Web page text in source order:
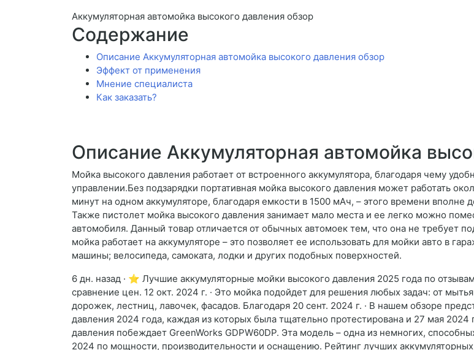
Аккумуляторная автомойка высокого давления обзор
Содержание
Описание Аккумуляторная автомойка высокого давления обзор
Эффект от применения
Мнение специалиста
Как заказать?
Описание Аккумуляторная автомойка
Мойка высокого давления работает от встроенного аккумулятора, благодаря чему
управлении.Без подзарядки портативная мойка высокого давления может работать
минут на одном аккумуляторе, благодаря емкости в 1500 мАч, – этого времени
Также пистолет мойка высокого давления занимает мало места и ее легко можно
автомобиля. Данный товар отличается от обычных автомоек тем, что она не требует
мойка работает на аккумуляторе – это позволяет ее использовать для мойки авто в
машины; велосипеда, самоката, лодки и других подобных поверхностей.
6 дн. назад · ⭐ Лучшие аккумуляторные мойки высокого давления 2025 года по
сравнение цен. 12 окт. 2024 г. · Это мойка подойдет для решения любых задач: от
дорожек, лестниц, лавочек, фасадов. Благодаря 20 сент. 2024 г. · В нашем обзоре
давления 2024 года, каждая из которых была тщательно протестирована и 27 мая 2024
давления побеждает GreenWorks GDPW60DP. Эта модель – одна из немногих,
2024 по мощности, производительности и оснащению. Рейтинг лучших